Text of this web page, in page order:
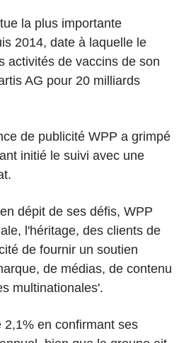
la plus importante
2014, date à laquelle le
activités de vaccins de son
AG pour 20 milliards
de publicité WPP a grimpé
initié le suivi avec une
dépit de ses défis, WPP
l'héritage, des clients de
de fournir un soutien
de médias, de contenu
multinationales'.
en confirmant ses